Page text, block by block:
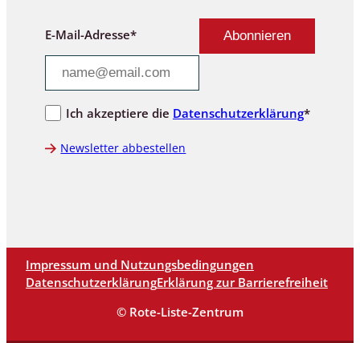
E-Mail-Adresse*
Ich akzeptiere die Datenschutzerklärung*
Newsletter abbestellen
Impressum und Nutzungsbedingungen
DatenschutzerklärungErklärung zur Barrierefreiheit
© Rote-Liste-Zentrum